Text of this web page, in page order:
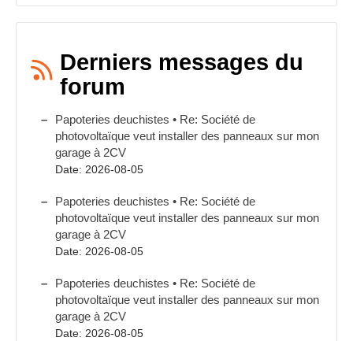
Derniers messages du
forum
Papoteries deuchistes • Re: Société de
photovoltaïque veut installer des panneaux sur mon
garage à 2CV
Date: 2026-08-05
Papoteries deuchistes • Re: Société de
photovoltaïque veut installer des panneaux sur mon
garage à 2CV
Date: 2026-08-05
Papoteries deuchistes • Re: Société de
photovoltaïque veut installer des panneaux sur mon
garage à 2CV
Date: 2026-08-05